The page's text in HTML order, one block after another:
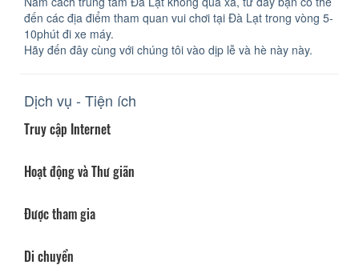
đến các địa điểm tham quan vui chơi tại Đà Lạt trong vòng 5-
10phút đi xe máy.
Hãy đến đây cùng với chúng tôi vào dịp lễ và hè này này.
Dịch vụ - Tiện ích
Truy cập Internet
Hoạt động và Thư giãn
Được tham gia
Di chuyển